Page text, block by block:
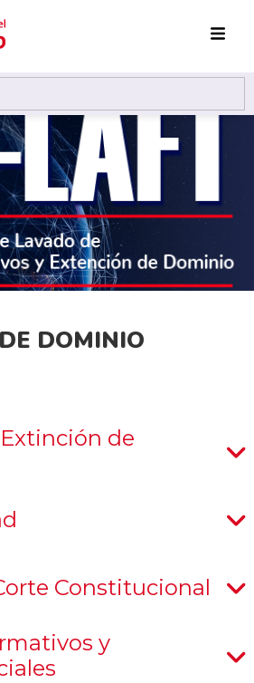
DOMINIO
de
Constitucional
y